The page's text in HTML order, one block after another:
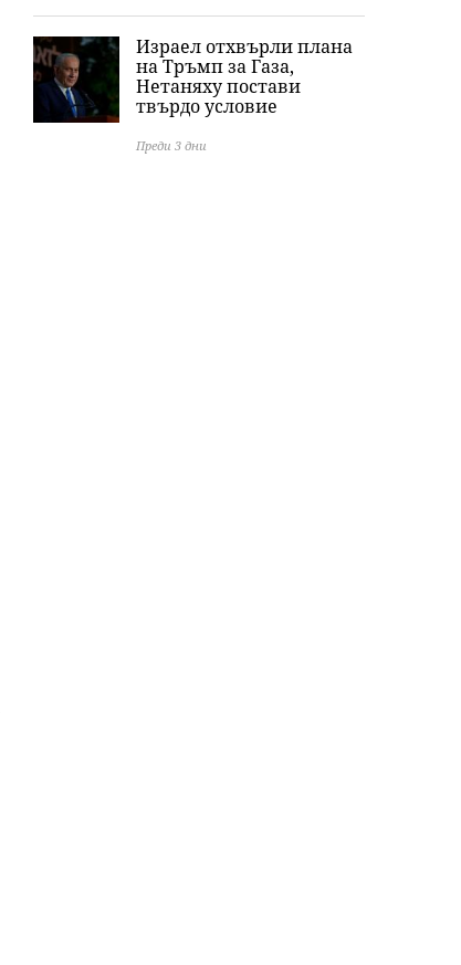
Израел отхвърли плана
на Тръмп за Газа,
Нетаняху постави
твърдо условие
Преди 3 дни